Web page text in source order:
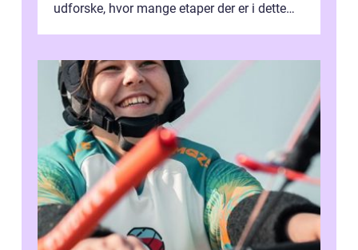
udforske, hvor mange etaper der er i dette